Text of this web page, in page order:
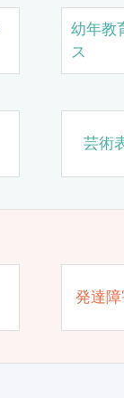
幼年教
ス
芸術
発達